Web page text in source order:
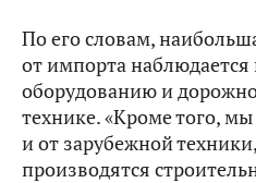
По его словам,
от импорта
оборудованию и
технике. «Кроме того,
и от зарубежной
производятся